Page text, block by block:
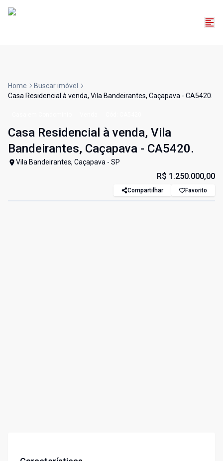
Home
Buscar imóvel
Casa Residencial à venda, Vila Bandeirantes, Caçapava - CA5420.
Casa Residencial à venda, Vila
Bandeirantes, Caçapava - CA5420.
Vila Bandeirantes, Caçapava - SP
R$ 1.250.000,00
Compartilhar Favorito